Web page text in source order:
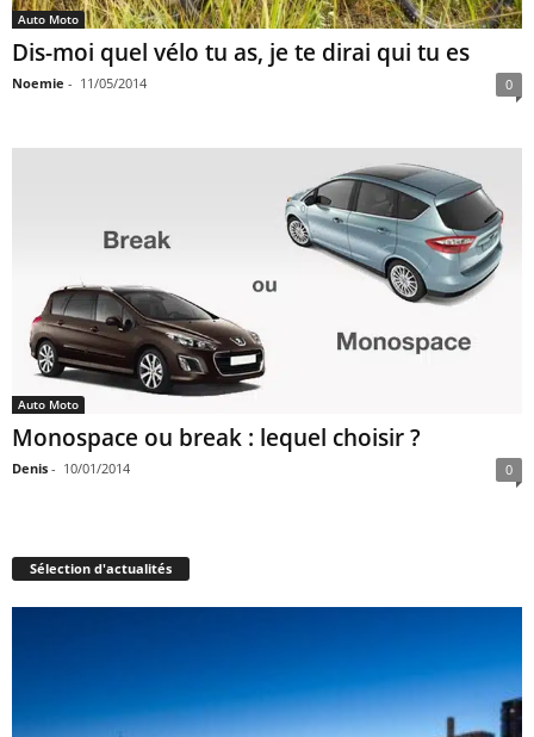
Auto Moto
Dis-moi quel vélo tu as, je te dirai qui tu es
Noemie - 11/05/2014 0
Auto Moto
Monospace ou break : lequel choisir ?
Denis - 10/01/2014 0
Sélection d'actualités